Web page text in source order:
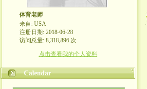
体育老师
来自: USA
注册日期: 2018-06-28
访问总量: 8,318,896 次
点击查看我的个人资料
Calendar